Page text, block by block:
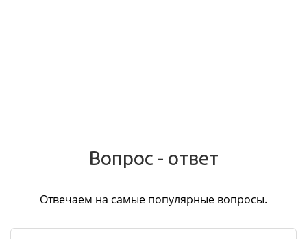
Вопрос - ответ
Отвечаем на самые популярные вопросы.